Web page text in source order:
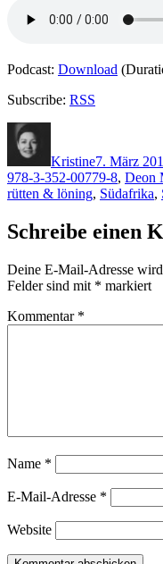
Podcast: Download
Subscribe: RSS
Kristine7. März
978-3-352-00779-8, Deon
rütten & löning, Südafrika,
Schreibe einen
Deine E-Mail-Adresse
Felder sind mit * markiert
Kommentar *
Name *
E-Mail-Adresse *
Website